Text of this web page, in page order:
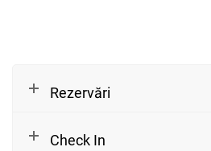
Rezervări
Check In